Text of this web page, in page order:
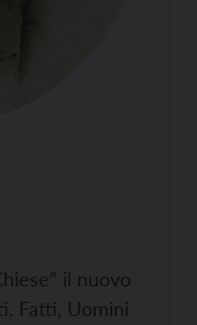
il nuovo
Fatti, Uomini